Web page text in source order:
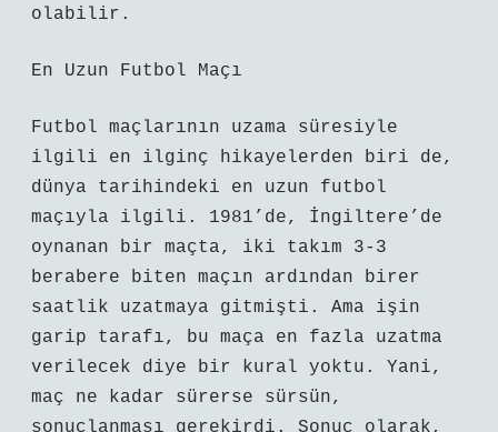
olabilir.
En Uzun Futbol Maçı
Futbol maçlarının uzama süresiyle
ilgili en ilginç hikayelerden biri de,
dünya tarihindeki en uzun futbol
maçıyla ilgili. 1981’de, İngiltere’de
oynanan bir maçta, iki takım 3-3
berabere biten maçın ardından birer
saatlik uzatmaya gitmişti. Ama işin
garip tarafı, bu maça en fazla uzatma
verilecek diye bir kural yoktu. Yani,
maç ne kadar sürerse sürsün,
sonuçlanması gerekirdi. Sonuç olarak,